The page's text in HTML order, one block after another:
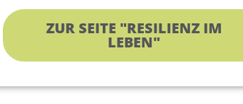
ZUR SEITE "RESILIENZ IM
LEBEN"